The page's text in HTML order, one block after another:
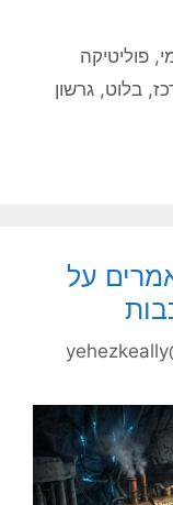
,פוליטיקה
,בלוט,גרשון
על